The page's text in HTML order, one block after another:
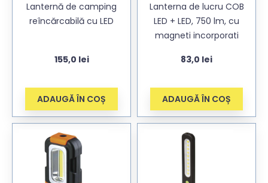
Lanternă de camping
reîncărcabilă cu LED
155,0 lei
ADAUGĂ ÎN COȘ
Lanterna de lucru COB
LED + LED, 750 lm, cu
magneti incorporati
83,0 lei
ADAUGĂ ÎN COȘ